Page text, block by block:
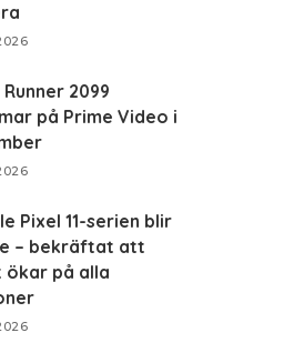
2099
på Prime Video i
Pixel 11-serien blir
– bekräftat att
ökar på alla